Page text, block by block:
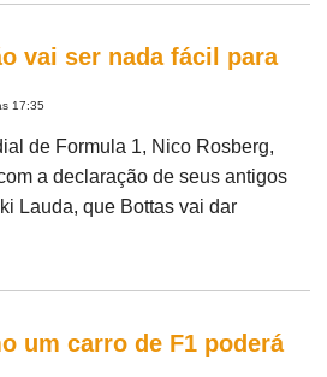
vai ser nada fácil para
17:35
de Formula 1, Nico Rosberg,
a declaração de seus antigos
Lauda, que Bottas vai dar
um carro de F1 poderá